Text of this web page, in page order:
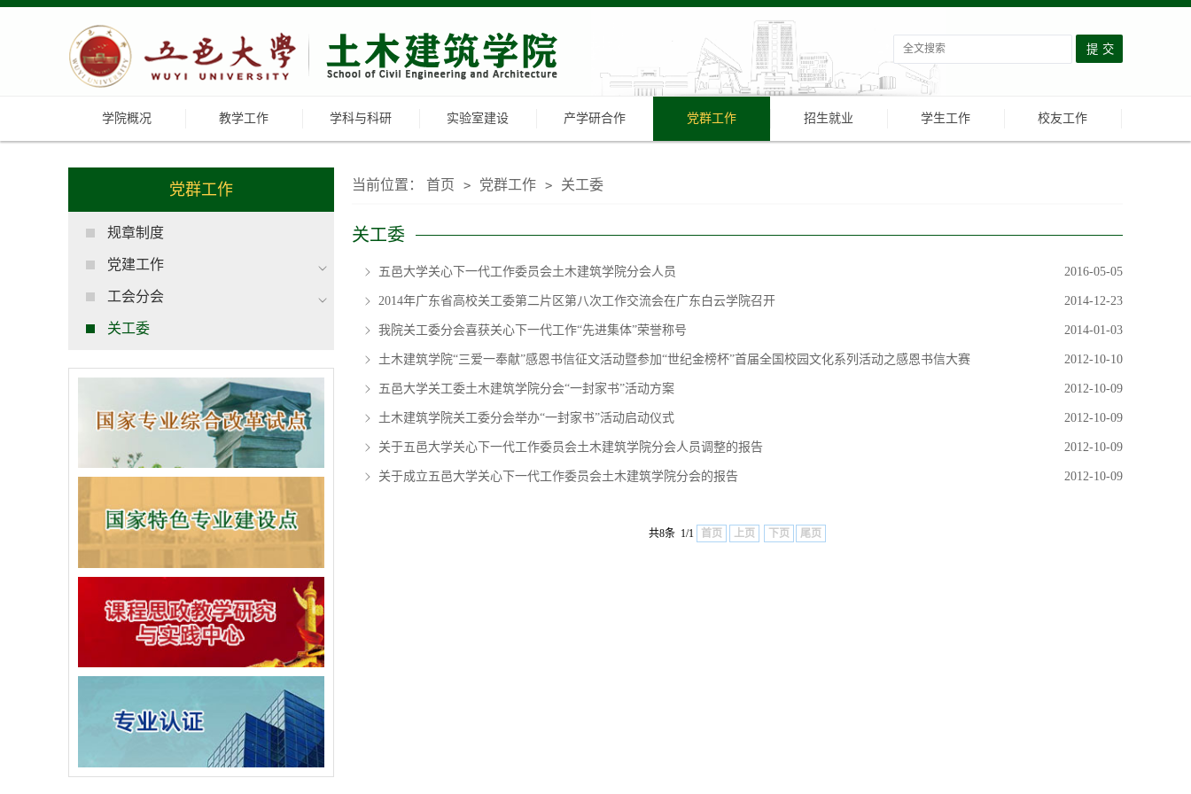
学院概况 教学工作 学科与科研 实验室建设 产学研合作 党群工作 招生就业 学生工作 校友工作
党群工作
规章制度
党建工作
工会分会
关工委
当前位置： 首页 > 党群工作 > 关工委
关工委
2016-05-05
五邑大学关心下一代工作委员会土木建筑学院分会人员
2014-12-23
2014年广东省高校关工委第二片区第八次工作交流会在广东白云学院召开
2014-01-03
我院关工委分会喜获关心下一代工作“先进集体”荣誉称号
2012-10-10
土木建筑学院“三爱一奉献”感恩书信征文活动暨参加“世纪金榜杯”首届全国校园文化系列活动之感恩书信大赛
2012-10-09
五邑大学关工委土木建筑学院分会“一封家书”活动方案
2012-10-09
土木建筑学院关工委分会举办“一封家书”活动启动仪式
2012-10-09
关于五邑大学关心下一代工作委员会土木建筑学院分会人员调整的报告
2012-10-09
关于成立五邑大学关心下一代工作委员会土木建筑学院分会的报告
共8条 1/1 首页 上页 下页 尾页